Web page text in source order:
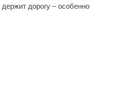
дорогу – особенно